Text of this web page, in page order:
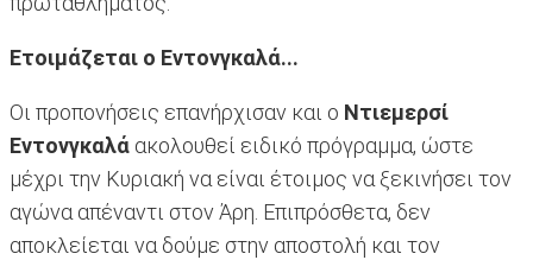
Ετοιμάζεται ο Εντονγκαλά...
Οι προπονήσεις επανήρχισαν και ο Ντιεμερσί
Εντονγκαλά ακολουθεί ειδικό πρόγραμμα, ώστε
μέχρι την Κυριακή να είναι έτοιμος να ξεκινήσει τον
αγώνα απέναντι στον Άρη. Επιπρόσθετα, δεν
αποκλείεται να δούμε στην αποστολή και τον